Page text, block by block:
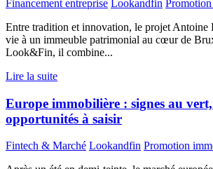
Financement entreprise Lookandfin
Entre tradition et innovation, le projet Antoine
vie à un immeuble patrimonial au cœur de
Look&Fin, il combine...
Lire la suite
Europe immobilière : signes au
opportunités à saisir
Fintech & Marché Lookandfin Promotion